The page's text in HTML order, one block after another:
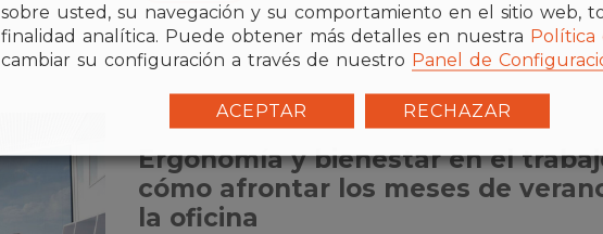
Ergonomía y bienestar en el
cómo afrontar los meses de
la oficina
sobre usted, su navegación y su comportamiento en el sitio web,
finalidad analítica. Puede obtener más detalles en nuestra Política
cambiar su configuración a través de nuestro Panel de
ACEPTAR RECHAZAR